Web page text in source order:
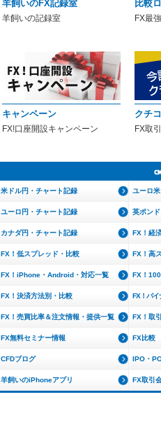
羊飼いのFX記録室
羊飼いの記録室
比較
FX最
キャンペーン
FX!口座開設キャンペーン
クチ
FX取
米ドル円・チャート記録 ユーロ
ユーロ円・チャート記録 英ポン
カナダ円・チャート記録 FX！経
FX！低スプレッド・比較 FX！高
FX！iPhone・Android・対応一覧 FX！
FX！決済方法別・比較 FX！バイ
FX！売買比率＆注文情報・提供一覧 FX！取
FX無料セミナー情報 FX比較
CFDブログ IPO・
羊飼いのiPhoneアプリ FX取引